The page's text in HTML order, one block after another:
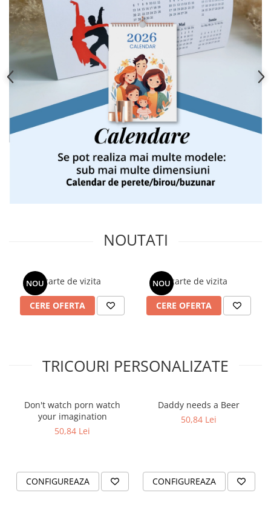
NOUTATI
NOUcarte de vizita
CERE OFERTA
NOUcarte de vizita
CERE OFERTA
TRICOURI PERSONALIZATE
Don't watch porn watch
your imagination
50,84 Lei
CONFIGUREAZA
Daddy needs a Beer
50,84 Lei
CONFIGUREAZA